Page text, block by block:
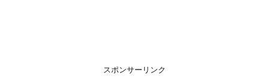
スポンサーリンク